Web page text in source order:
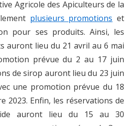
Agricole des Apiculteurs de la
plusieurs promotions et
pour ses produits. Ainsi, les
auront lieu du 21 avril au 6 mai
prévue du 2 au 17 juin
de sirop auront lieu du 23 juin
une promotion prévue du 18
2023. Enfin, les réservations de
auront lieu du 15 au 30